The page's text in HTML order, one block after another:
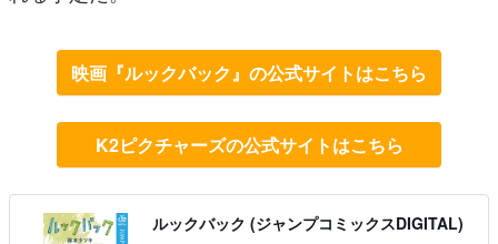
映画『ルックバック』の公式サイトはこちら
K2ピクチャーズの公式サイトはこちら
ルックバック (ジャンプコミックスDIGITAL)